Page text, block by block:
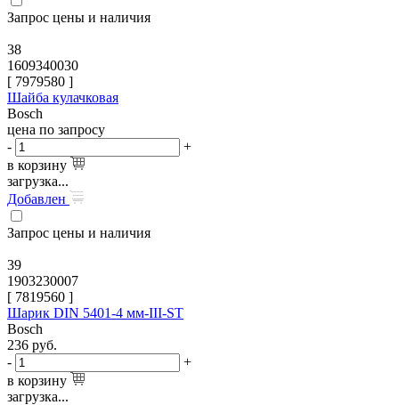
Запрос цены и наличия
38
1609340030
[ 7979580 ]
Шайба кулачковая
Bosch
цена по запросу
-
+
в корзину
загрузка...
Добавлен
Запрос цены и наличия
39
1903230007
[ 7819560 ]
Шарик DIN 5401-4 мм-III-ST
Bosch
236 руб.
-
+
в корзину
загрузка...